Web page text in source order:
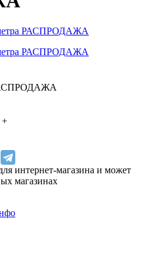
+
интернет-магазина и может
магазинах